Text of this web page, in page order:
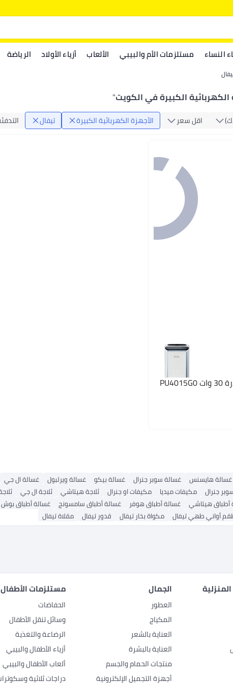
النساء مستلزمات الأم والبيبي الألعاب أزياء الأولاد الرياضة
الكهربائية الكبيرة في الكويت"
اقل سعر الأجهزة الكهربائية الكبيرة تيفال
تيفال جهاز تنقية الهواء بقدرة 30 وات PU4015G0
غسالة هايسنس غسالة سوبر جنرال غسالة بيكو غسالة ويرلبول غسالة ال جي
جنرال مكيفات ميديا مكيفات او جنرال ثلاجة هيتاشي ثلاجة ال جي
أطباق هيتاشي غسالة أطباق هوفر غسالة أطباق سامسونج غسالة أطباق بوش
أواني طهي تيفال مكواة بخار تيفال قدور تيفال مقلاة تيفال
الجمال
العطور
المكياج
العناية بالشعر
العناية بالبشرة
منتجات الحمام والجسم
أجهزة التجميل الإلكترونية
مستلزمات الأطفال
الحفاضات
وسائل تنقل الأطفال
الرضاعة والتغذية
أزياء الأطفال والبيبي
ألعاب الأطفال والبيبي
دراجات ثلاثية